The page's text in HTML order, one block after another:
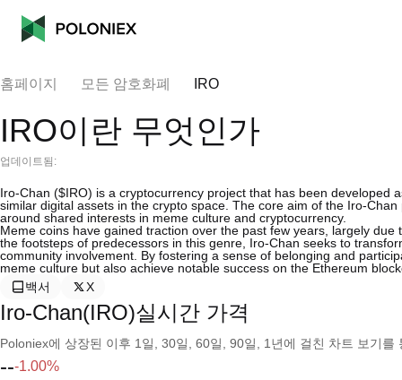
홈페이지 모든 암호화폐 IRO
IRO이란 무엇인가
업데이트됨:
Iro-Chan ($IRO) is a cryptocurrency project that has been developed
similar digital assets in the crypto space. The core aim of the Iro-
around shared interests in meme culture and cryptocurrency.
Meme coins have gained traction over the past few years, largely
the footsteps of predecessors in this genre, Iro-Chan seeks to
community involvement. By fostering a sense of belonging and
meme culture but also achieve notable success on the Ethereum
백서
X
Iro-Chan(IRO)실시간 가격
Poloniex에 상장된 이후 1일, 30일, 60일, 90일, 1년에 걸친 차트 보기
---1.00%